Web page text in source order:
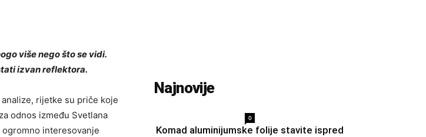
više nego što se vidi.
izvan reflektora.
rijetke su priče koje
odnos između Svetlana
interesovanje
Najnovije
0
Komad aluminijumske folije stavite ispred